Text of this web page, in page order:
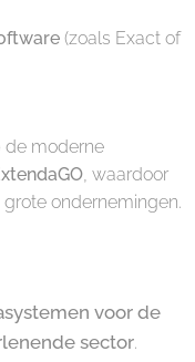
(zoals Exact of
de moderne
, waardoor
ondernemingen.
voor de
sector.